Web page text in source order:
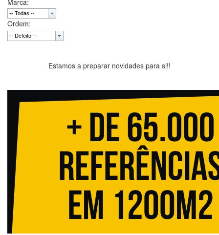
Marca:
Ordem:
Estamos a preparar novidades para si!!